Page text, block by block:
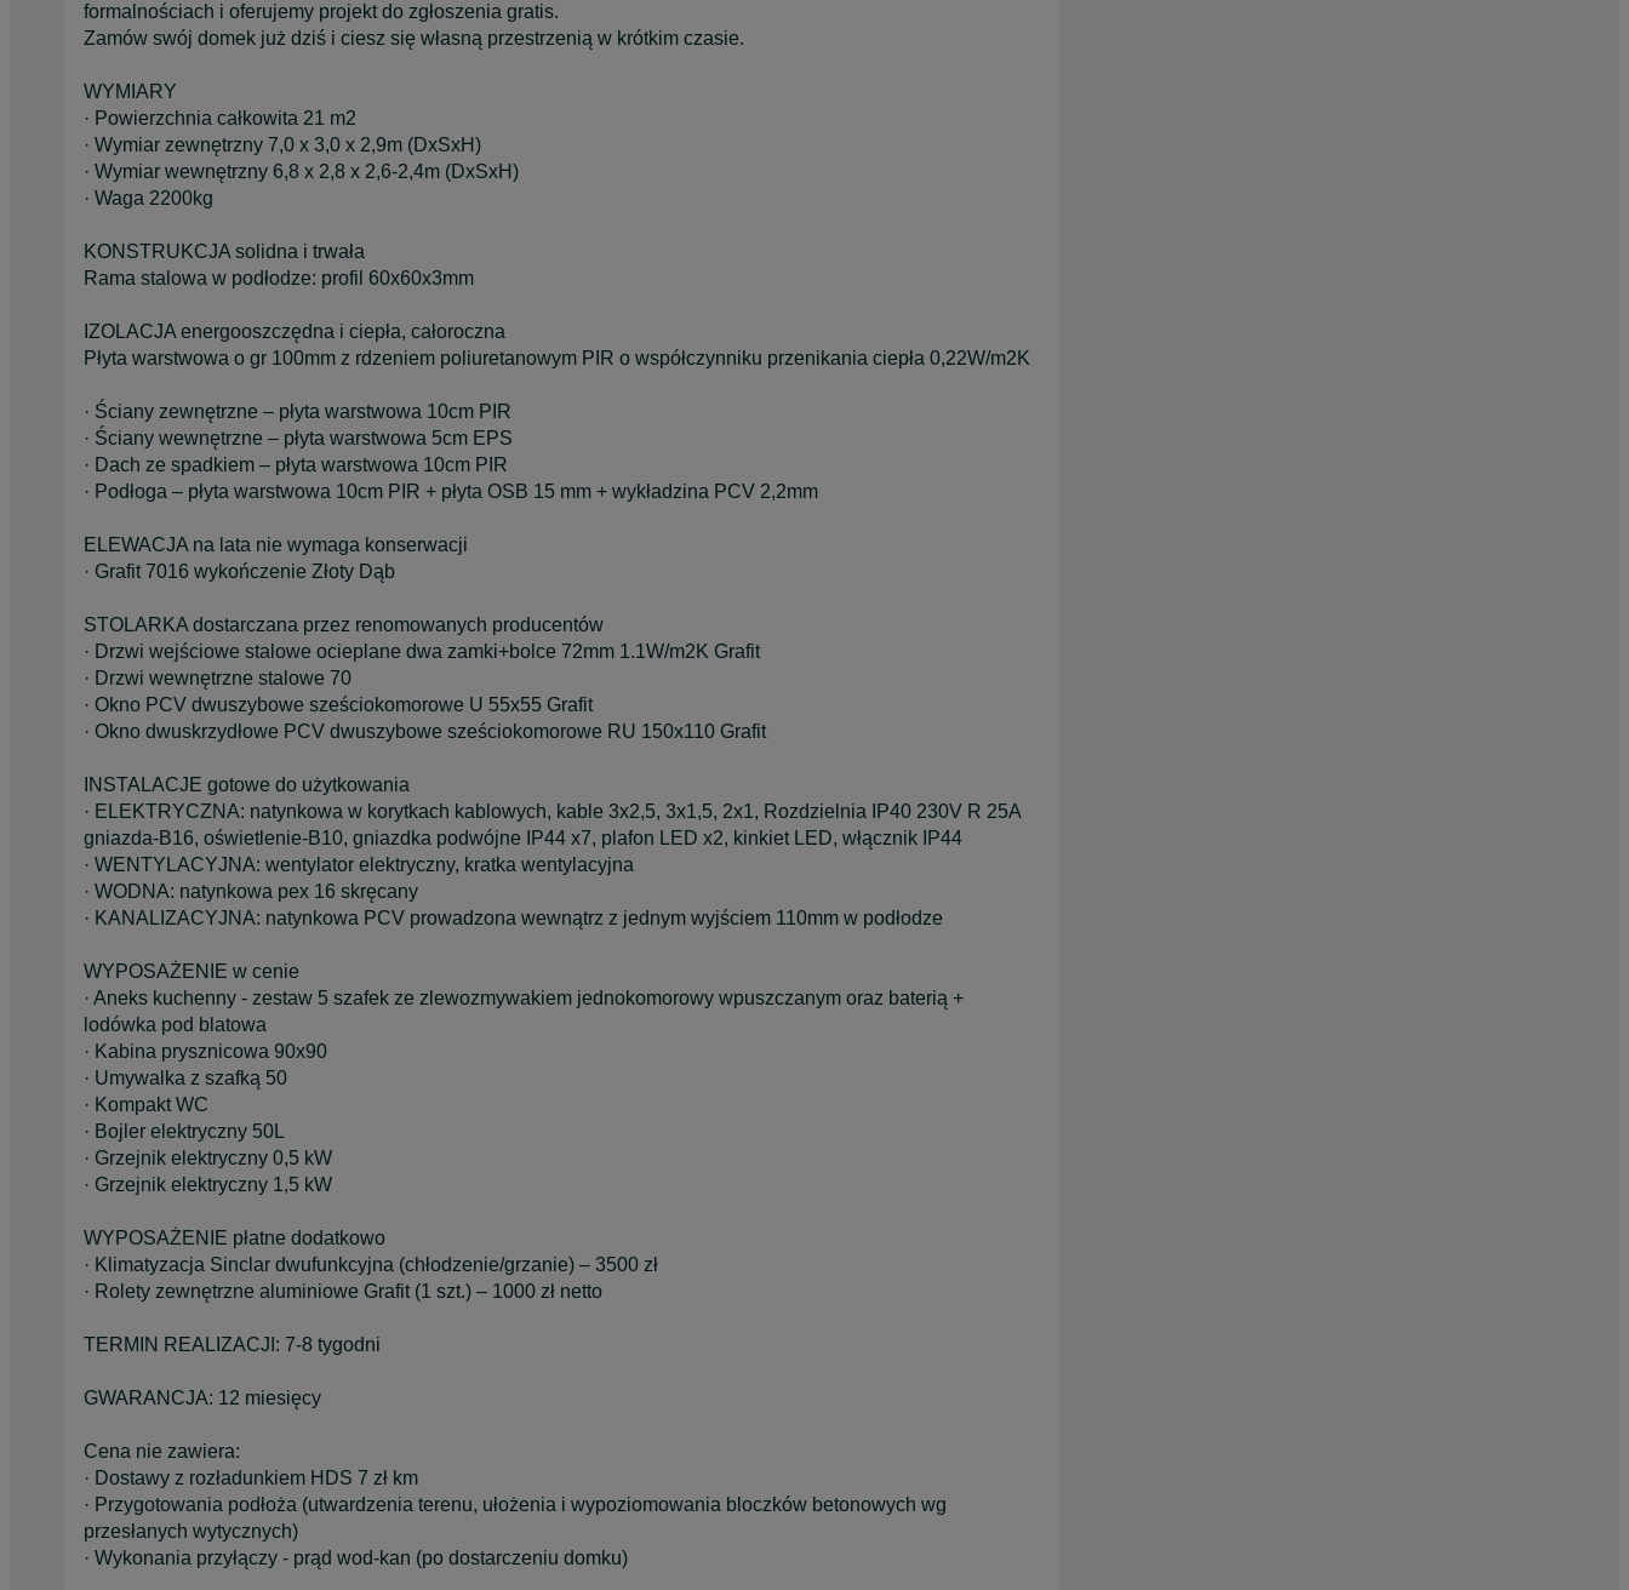
formalnościach i oferujemy projekt do zgłoszenia gratis.
Zamów swój domek już dziś i ciesz się własną przestrzenią w krótkim czasie.
WYMIARY
· Powierzchnia całkowita 21 m2
· Wymiar zewnętrzny 7,0 x 3,0 x 2,9m (DxSxH)
· Wymiar wewnętrzny 6,8 x 2,8 x 2,6-2,4m (DxSxH)
· Waga 2200kg
KONSTRUKCJA solidna i trwała
Rama stalowa w podłodze: profil 60x60x3mm
IZOLACJA energooszczędna i ciepła, całoroczna
Płyta warstwowa o gr 100mm z rdzeniem poliuretanowym PIR o współczynniku przenikania ciepła 0,22W/m2K
· Ściany zewnętrzne – płyta warstwowa 10cm PIR
· Ściany wewnętrzne – płyta warstwowa 5cm EPS
· Dach ze spadkiem – płyta warstwowa 10cm PIR
· Podłoga – płyta warstwowa 10cm PIR + płyta OSB 15 mm + wykładzina PCV 2,2mm
ELEWACJA na lata nie wymaga konserwacji
· Grafit 7016 wykończenie Złoty Dąb
STOLARKA dostarczana przez renomowanych producentów
· Drzwi wejściowe stalowe ocieplane dwa zamki+bolce 72mm 1.1W/m2K Grafit
· Drzwi wewnętrzne stalowe 70
· Okno PCV dwuszybowe sześciokomorowe U 55x55 Grafit
· Okno dwuskrzydłowe PCV dwuszybowe sześciokomorowe RU 150x110 Grafit
INSTALACJE gotowe do użytkowania
· ELEKTRYCZNA: natynkowa w korytkach kablowych, kable 3x2,5, 3x1,5, 2x1, Rozdzielnia IP40 230V R 25A
gniazda-B16, oświetlenie-B10, gniazdka podwójne IP44 x7, plafon LED x2, kinkiet LED, włącznik IP44
· WENTYLACYJNA: wentylator elektryczny, kratka wentylacyjna
· WODNA: natynkowa pex 16 skręcany
· KANALIZACYJNA: natynkowa PCV prowadzona wewnątrz z jednym wyjściem 110mm w podłodze
WYPOSAŻENIE w cenie
· Aneks kuchenny - zestaw 5 szafek ze zlewozmywakiem jednokomorowy wpuszczanym oraz baterią +
lodówka pod blatowa
· Kabina prysznicowa 90x90
· Umywalka z szafką 50
· Kompakt WC
· Bojler elektryczny 50L
· Grzejnik elektryczny 0,5 kW
· Grzejnik elektryczny 1,5 kW
WYPOSAŻENIE płatne dodatkowo
· Klimatyzacja Sinclar dwufunkcyjna (chłodzenie/grzanie) – 3500 zł
· Rolety zewnętrzne aluminiowe Grafit (1 szt.) – 1000 zł netto
TERMIN REALIZACJI: 7-8 tygodni
GWARANCJA: 12 miesięcy
Cena nie zawiera:
· Dostawy z rozładunkiem HDS 7 zł km
· Przygotowania podłoża (utwardzenia terenu, ułożenia i wypoziomowania bloczków betonowych wg
przesłanych wytycznych)
· Wykonania przyłączy - prąd wod-kan (po dostarczeniu domku)